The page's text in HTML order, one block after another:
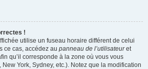
!
utilise un fuseau horaire différent de celui
ce cas, accédez au panneau de l’utilisateuret
qu’il corresponde à la zone où vous vous
York, Sydney, etc.). Notez que la modification